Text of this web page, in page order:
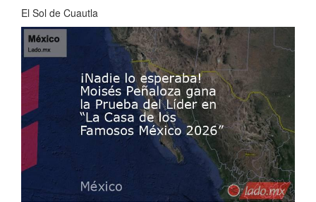
El Sol de Cuautla